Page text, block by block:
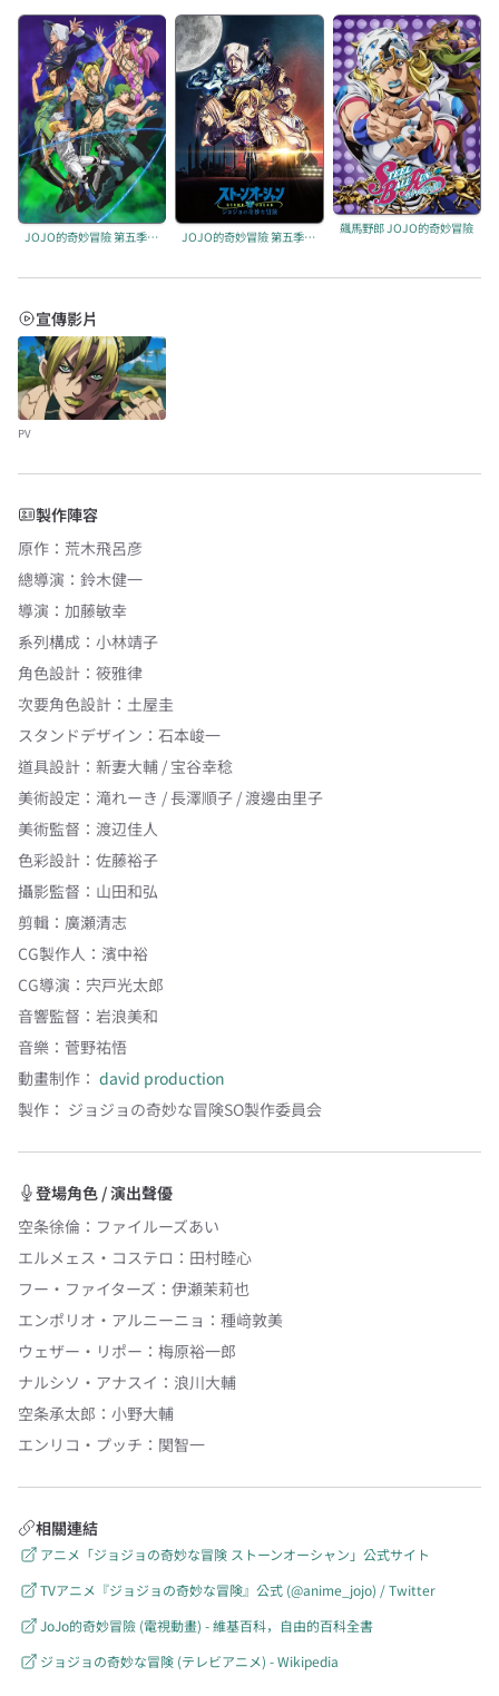
JOJO的奇妙冒險 第五季：石之海 Part2 JOJO的奇妙冒險 第五季：石之海 Part3
飆馬野郎 JOJO的奇妙冒險
宣傳影片
PV
製作陣容
原作 ： 荒木飛呂彦
總導演 ： 鈴木健一
導演 ： 加藤敏幸
系列構成 ： 小林靖子
角色設計 ： 筱雅律
次要角色設計 ： 土屋圭
スタンドデザイン ： 石本峻一
道具設計 ： 新妻大輔 / 宝谷幸稔
美術設定 ： 滝れーき / 長澤順子 / 渡邊由里子
美術監督 ： 渡辺佳人
色彩設計 ： 佐藤裕子
攝影監督 ： 山田和弘
剪輯 ： 廣瀬清志
CG製作人 ： 濱中裕
CG導演 ： 宍戸光太郎
音響監督 ： 岩浪美和
音樂 ： 菅野祐悟
動畫制作： david production
製作： ジョジョの奇妙な冒険SO製作委員会
登場角色 / 演出聲優
空条徐倫 ： ファイルーズあい
エルメェス・コステロ ： 田村睦心
フー・ファイターズ ： 伊瀬茉莉也
エンポリオ・アルニーニョ ： 種﨑敦美
ウェザー・リポー ： 梅原裕一郎
ナルシソ・アナスイ ： 浪川大輔
空条承太郎 ： 小野大輔
エンリコ・プッチ ： 関智一
相關連結
アニメ「ジョジョの奇妙な冒険 ストーンオーシャン」公式サイト
TVアニメ『ジョジョの奇妙な冒険』公式 (@anime_jojo) / Twitter
JoJo的奇妙冒險 (電視動畫) - 維基百科，自由的百科全書
ジョジョの奇妙な冒険 (テレビアニメ) - Wikipedia